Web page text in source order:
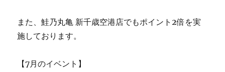
また、鮭乃丸亀 新千歳空港店でもポイント2倍を実
施しております。
【7月のイベント】